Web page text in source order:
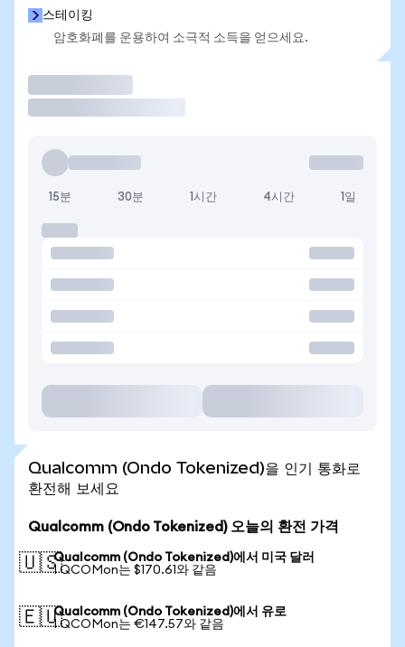
스테이킹
암호화폐를 운용하여 소극적 소득을 얻으세요.
15분 30분 1시간 4시간 1일
Qualcomm (Ondo Tokenized)을 인기 통화로
환전해 보세요
Qualcomm (Ondo Tokenized) 오늘의 환전 가격
🇺🇸Qualcomm (Ondo Tokenized)에서 미국 달러
1 QCOMon는 $170.61와 같음
🇪🇺Qualcomm (Ondo Tokenized)에서 유로
1 QCOMon는 €147.57와 같음